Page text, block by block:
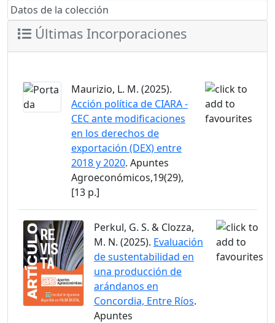
Datos de la colección
Últimas Incorporaciones
Maurizio, L. M. (2025).
Acción política de CIARA -
CEC ante modificaciones
en los derechos de
exportación (DEX) entre
2018 y 2020. Apuntes
Agroeconómicos,19(29),
[13 p.]
Perkul, G. S. & Clozza,
M. N. (2025). Evaluación
de sustentabilidad en
una producción de
arándanos en
Concordia, Entre Ríos.
Apuntes